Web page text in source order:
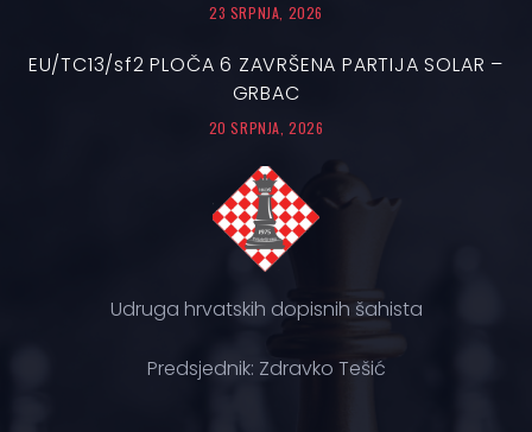
23 SRPNJA, 2026
EU/TC13/sf2 PLOČA 6 ZAVRŠENA PARTIJA SOLAR –
GRBAC
20 SRPNJA, 2026
Udruga hrvatskih dopisnih šahista
Predsjednik: Zdravko Tešić